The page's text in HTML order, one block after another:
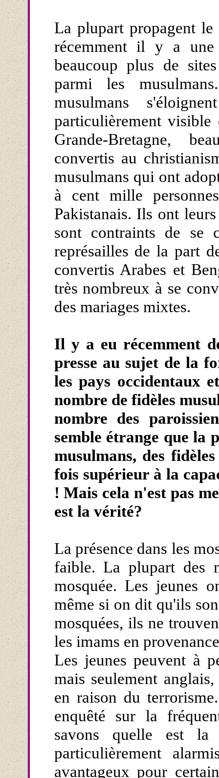
La plupart propagent
récemment il y a une
beaucoup plus de
parmi les
musulmans
particulièrement visible
Grande-Bretagne,
convertis au
musulmans qui ont
à cent mille
Pakistanais. Ils ont
sont contraints de se
représailles de la part
convertis Arabes et
très nombreux à se
des mariages mixtes.
Il y a eu récemment
presse au sujet de la
les pays occidentaux
nombre de fidèles
nombre des
semble étrange que la
musulmans, des
fois supérieur à la
! Mais cela n'est pas
est la vérité?
La présence dans les
faible. La plupart des
mosquée. Les jeunes
même si on dit qu'ils
mosquées, ils ne
les imams en
Les jeunes peuvent à
mais seulement
en raison du
enquêté sur la
savons quelle est
particulièrement
avantageux pour